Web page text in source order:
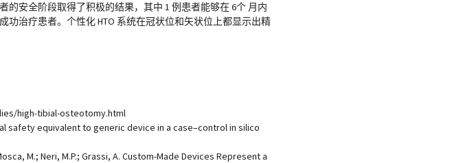
的安全阶段取得了积极的结果，其中 1 例患者能够在 6个 月内
治疗患者。个性化 HTO 系统在冠状位和矢状位上都显示出精
high-tibial-osteotomy.html
safety equivalent to generic device in a case–control in silico
M.; Neri, M.P.; Grassi, A. Custom-Made Devices Represent a